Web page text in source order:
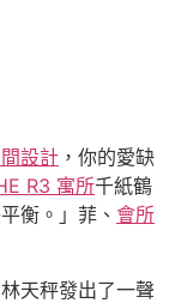
設計 ，你的愛缺
R3 寓所千紙鶴
衡。」菲、 會所
天秤發出了一聲